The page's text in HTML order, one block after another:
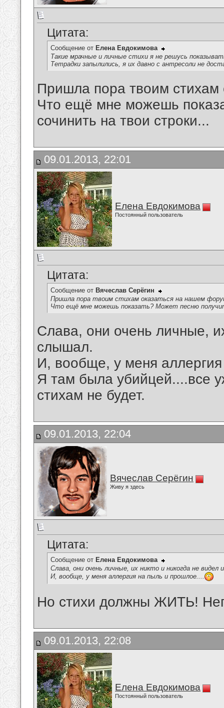
Цитата:
Сообщение от Елена Евдокимова
Такие мрачные и личные стихи я не решусь
Тетрадки запылились, я их давно с антресоли не
Пришла пора твоим
Что ещё мне можешь
сочинить на твои строки...
09.01.2013, 22:01
Елена Евдокимова
Постоянный пользователь
Цитата:
Сообщение от Вячеслав Серёгин
Пришла пора твоим стихам оказаться на нашем
Что ещё мне можешь показать? Может песню
Слава, они очень личные,
слышал.
И, вообще, у меня
Я там была убийцей....все
стихам не будет.
09.01.2013, 22:04
Вячеслав Серёгин
Живу я здесь
Цитата:
Сообщение от Елена Евдокимова
Слава, они очень личные, их никто и никогда не видел
И, вообще, у меня аллергия на пыль и прошлое....
Но стихи должны ЖИТЬ!
09.01.2013, 22:08
Елена Евдокимова
Постоянный пользователь